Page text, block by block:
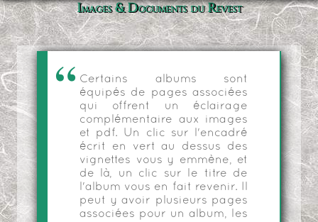
Images & Documents du Revest
Certains albums sont
équipés de pages associées
qui offrent un éclairage
complémentaire aux images
et pdf. Un clic sur l'encadré
écrit en vert au dessus des
vignettes vous y emmène, et
de là, un clic sur le titre de
l'album vous en fait revenir. Il
peut y avoir plusieurs pages
associées pour un album, les